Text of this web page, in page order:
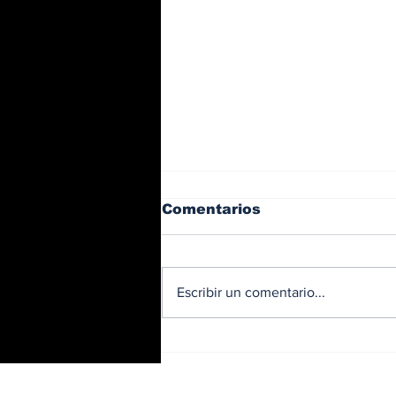
Comentarios
Escribir un comentario...